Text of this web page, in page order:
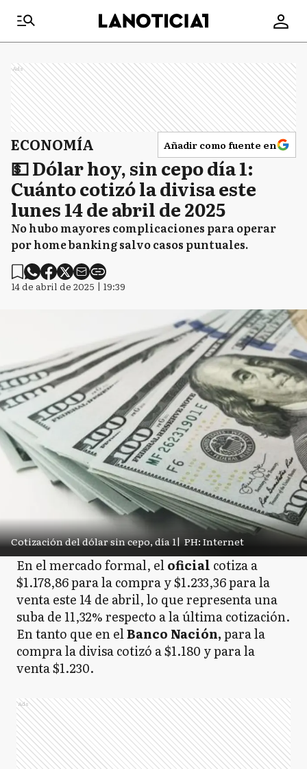
Ads
ECONOMÍA Añadir como fuente en
💵 Dólar hoy, sin cepo día 1:
Cuánto cotizó la divisa este
lunes 14 de abril de 2025
No hubo mayores complicaciones para operar
por home banking salvo casos puntuales.
14 de abril de 2025 | 19:39
Cotización del dólar sin cepo, día 1| PH: Internet
En el mercado formal, eloficial cotiza a
$1.178,86 para la compra y $1.233,36 para la
venta este 14 de abril, lo que representa una
suba de 11,32% respecto a la última cotización.
En tanto que en elBanco Nación,para la
compra la divisa cotizó a $1.180 y para la
venta $1.230.
Ads